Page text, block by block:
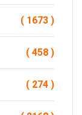
( 1673 )
( 458 )
( 274 )